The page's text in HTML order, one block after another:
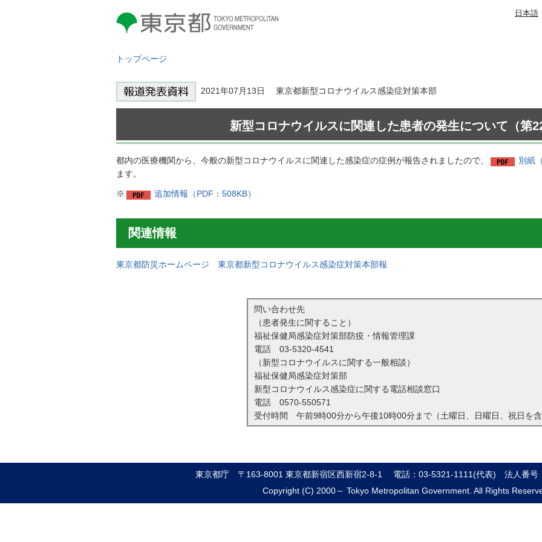
東京都 TOKYO METROPOLITAN
GOVERNMENT
日本語
トップページ
2021年07月13日 東京都新型コロナウイルス感染症対策本部
新型コロナウイルスに関連した患者の発生について（第
都内の医療機関から、今般の新型コロナウイルスに関連した感染症の症例が報告されましたので、 別紙
ます。
※ 追加情報（PDF：508KB）
関連情報
東京都防災ホームページ 東京都新型コロナウイルス感染症対策本部報
問い合わせ先
（患者発生に関すること）
福祉保健局感染症対策部防疫・情報管理課
電話 03-5320-4541
（新型コロナウイルスに関する一般相談）
福祉保健局感染症対策部
新型コロナウイルス感染症に関する電話相談窓口
電話 0570-550571
受付時間 午前9時00分から午後10時00分まで（土曜日、日曜日、祝日を含
東京都庁 〒163-8001 東京都新宿区西新宿2-8-1 電話：03-5321-1111(代表)
法人番号
Copyright (C) 2000～ Tokyo Metropolitan Government. All Rights